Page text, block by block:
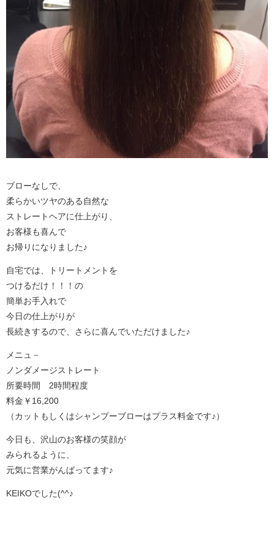
ブローなしで、
柔らかいツヤのある自然な
ストレートヘアに仕上がり、
お客様も喜んで
お帰りになりました♪
自宅では、トリートメントを
つけるだけ！！！の
簡単お手入れで
今日の仕上がりが
長続きするので、さらに喜んでいただけました♪
メニュ－
ノンダメージストレート
所要時間 2時間程度
料金￥16,200
（カットもしくはシャンプーブローはプラス料金です♪）
今日も、沢山のお客様の笑顔が
みられるように、
元気に営業がんばってます♪
KEIKOでした(^^♪